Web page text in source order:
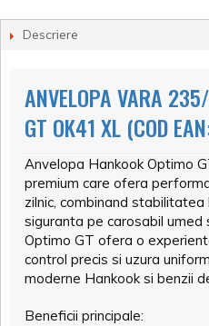
Descriere
ANVELOPA VARA
GT OK41 XL (COD
Anvelopa Hankook Optimo
premium care ofera
zilnic, combinand
siguranta pe carosabil umed
Optimo GT ofera o
control precis si uzura
moderne Hankook si benzii
Beneficii principale: